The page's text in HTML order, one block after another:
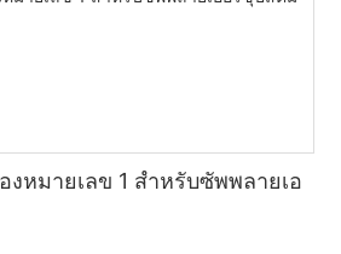
งหมายเลข 1 สำหรับซัพพลายเอ